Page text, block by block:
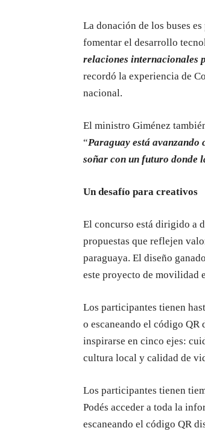
La donación de los buses
fomentar el desarrollo
relaciones internacionales
recordó la experiencia de
nacional.
El ministro Giménez
“Paraguay está
soñar con un futuro donde
Un desafío para creativos
El concurso está dirigido a
propuestas que reflejen
paraguaya. El diseño
este proyecto de movilidad
Los participantes tienen
o escaneando el código QR
inspirarse en cinco ejes:
cultura local y calidad de
Los participantes tienen
Podés acceder a toda la
escaneando el código QR